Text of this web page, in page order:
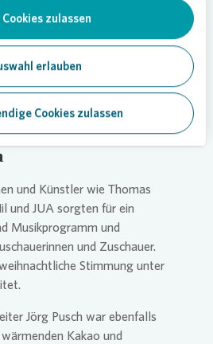
zulassen
erlauben
Cookies zulassen
um gemeinsam etwas für die
Anwohner vor Ort zu
froh, dass der Adventsmarkt
Stimmung bei
und Künstler wie Thomas
und JUA sorgten für ein
Musikprogramm und
und Zuschauer.
Stimmung unter
Jörg Pusch war ebenfalls
Kakao und